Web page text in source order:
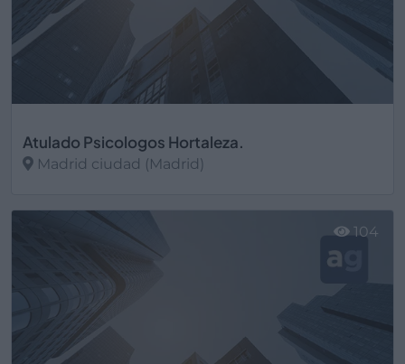
Atulado Psicologos Hortaleza.
Madrid ciudad (Madrid)
104